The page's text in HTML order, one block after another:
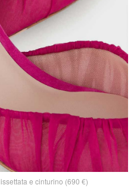
e cinturino (690 €)